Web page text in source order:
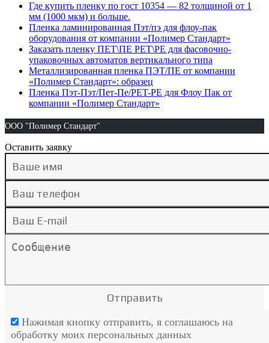
Где купить пленку по гост 10354 — 82 толщиной от 1
мм (1000 мкм) и больше.
Пленка ламинированная Пэт/пэ для флоу-пак
оборудования от компании «Полимер Стандарт»
Заказать пленку ПЕТ\ПЕ PET\PE для фасовочно-
упаковочных автоматов вертикального типа
Металлизированная пленка ПЭТ/ПЕ от компании
«Полимер Стандарт»: образец
Пленка Пэт-Пэт/Пет-Пе/PET-PE для Флоу Пак от
компании «Полимер Стандарт»
ООО "Полимер Стандарт"
Оставить заявку
Нажимая кнопку отправить, я соглашаюсь на
обработку моих персональных данных